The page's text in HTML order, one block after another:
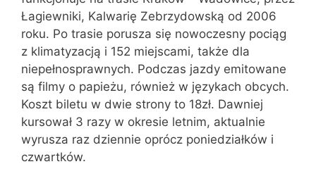
Łagiewniki, Kalwarię Zebrzydowską od 2006
roku. Po trasie porusza się nowoczesny pociąg
z klimatyzacją i 152 miejscami, także dla
niepełnosprawnych. Podczas jazdy emitowane
są filmy o papieżu, również w językach obcych.
Koszt biletu w dwie strony to 18zł. Dawniej
kursował 3 razy w okresie letnim, aktualnie
wyrusza raz dziennie oprócz poniedziałków i
czwartków.